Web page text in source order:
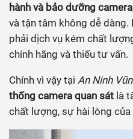
hành và bảo dưỡng camera
và tận tâm không dễ
phải dịch vụ kém chất
chính hãng và thiếu tư vấn.
Chính vì vậy tại An Ninh
thống camera quan sát là
chất lượng, sự hài lòng của